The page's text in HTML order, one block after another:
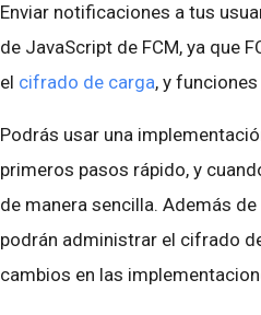
Enviar notificaciones a tus
de JavaScript de FCM, ya que
el cifrado de carga, y
Podrás usar una
primeros pasos rápido, y
de manera sencilla. Además
podrán administrar el cifrado
cambios en las